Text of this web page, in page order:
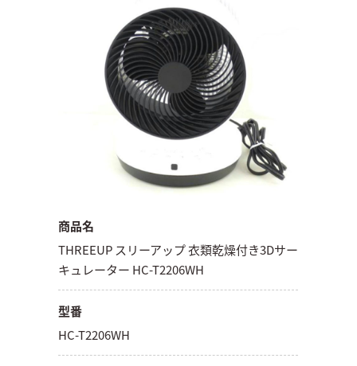
商品名
THREEUP スリーアップ 衣類乾燥付き3Dサー
キュレーター HC-T2206WH
型番
HC-T2206WH